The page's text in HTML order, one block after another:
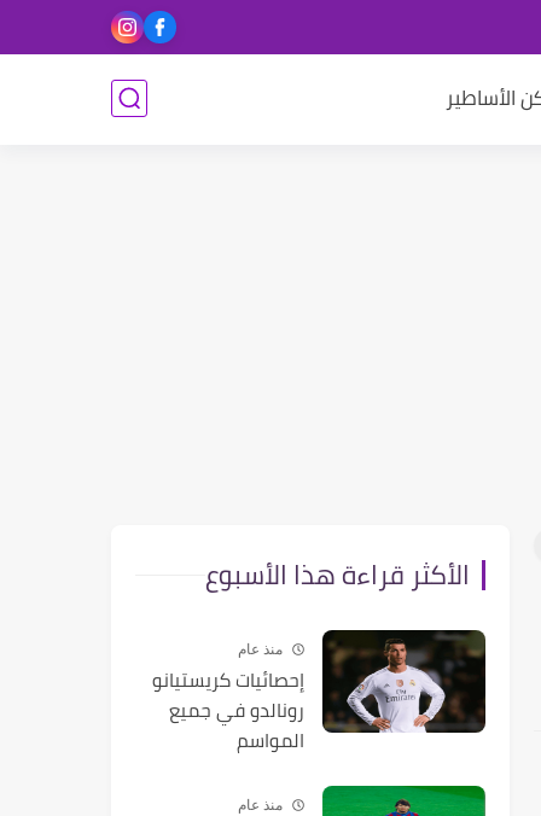
الأساطير
الأكثر قراءة هذا الأسبوع
منذ عام
إحصائيات كريستيانو
رونالدو في جميع
المواسم
منذ عام